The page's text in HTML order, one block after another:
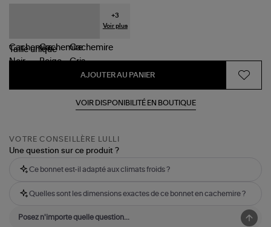
+3
Voir plus
Tailleunique
AJOUTER AU PANIER
VOIR DISPONIBILITÉ EN BOUTIQUE
VOTRE CONSEILLÈRE LULLI
Une question sur ce produit ?
Ce bonnet est-il adapté aux climats froids ?
Quelles sont les dimensions exactes de ce bonnet en cachemire ?